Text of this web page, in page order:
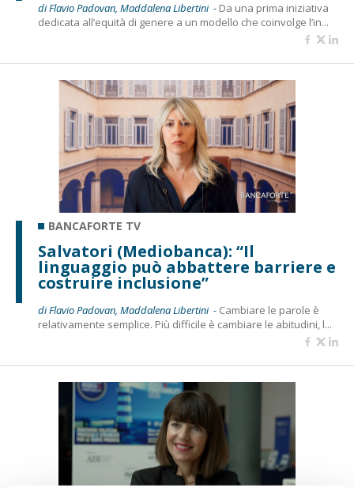
di Flavio Padovan, Maddalena Libertini - Da una prima iniziativa
dedicata all’equità di genere a un modello che coinvolge l’in...
BANCAFORTE TV
Salvatori (Mediobanca): “Il
linguaggio può abbattere barriere e
costruire inclusione”
di Flavio Padovan, Maddalena Libertini - Cambiare le parole è
relativamente semplice. Più difficile è cambiare le abitudini, l...